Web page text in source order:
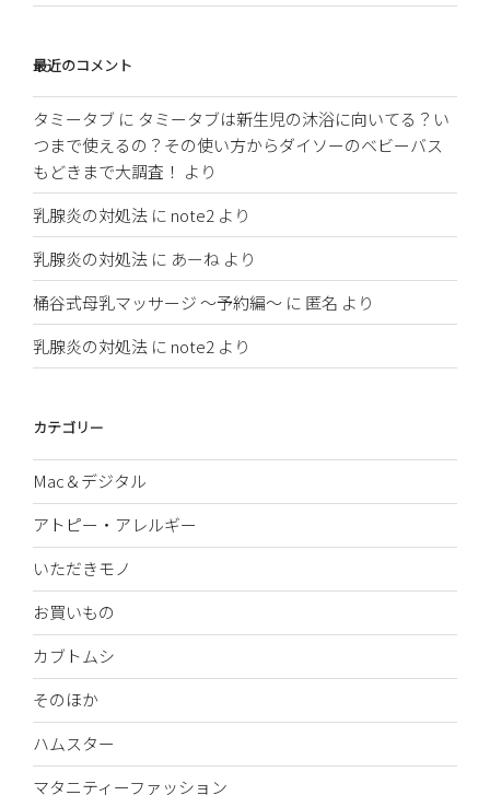
最近のコメント
タミータブ に タミータブは新生児の沐浴に向いてる？い
つまで使えるの？その使い方からダイソーのベビーバス
もどきまで大調査！ より
乳腺炎の対処法 に note2 より
乳腺炎の対処法 に あーね より
桶谷式母乳マッサージ 〜予約編〜 に 匿名 より
乳腺炎の対処法 に note2 より
カテゴリー
Mac＆デジタル
アトピー・アレルギー
いただきモノ
お買いもの
カブトムシ
そのほか
ハムスター
マタニティーファッション